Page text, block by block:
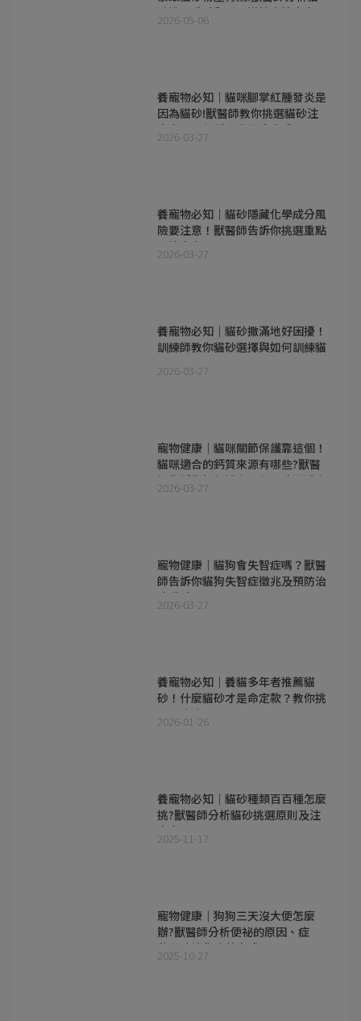
砂挑選重點與呼吸道健康注意事項
2026-05-06
養寵物必知｜貓咪腳掌紅腫發炎是
因為貓砂!獸醫師教你挑選貓砂注
意事項及紅腫發炎治療方式
2026-03-27
養寵物必知｜貓砂隱藏化學成分風
險要注意！獸醫師告訴你挑選重點
及注意事項
2026-03-27
養寵物必知｜貓砂撒滿地好困擾！
訓練師教你貓砂選擇與如何訓練貓
咪
2026-03-27
寵物健康｜貓咪關節保護靠這個！
貓咪適合的鈣質來源有哪些?獸醫
師告訴你如何補充及每日建議補充
量
2026-03-27
寵物健康｜貓狗會失智症嗎？獸醫
師告訴你貓狗失智症徵兆及預防治
療重點
2026-03-27
養寵物必知｜養貓多年者推薦貓
砂！什麼貓砂才是命定款？教你挑
選全攻略
2026-01-26
養寵物必知｜貓砂種類百百種怎麼
挑?獸醫師分析貓砂挑選原則及注
意事項
2025-11-17
寵物健康｜狗狗三天沒大便怎麼
辦?獸醫師分析便祕的原因、症
狀、助消化改善方式
2025-10-27